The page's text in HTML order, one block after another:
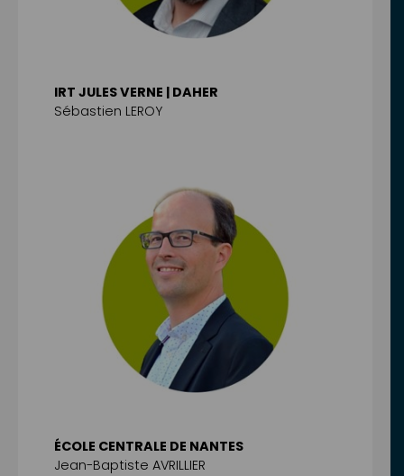
IRT JULES VERNE | DAHER
Sébastien LEROY
ÉCOLE CENTRALE DE NANTES
Jean-Baptiste AVRILLIER